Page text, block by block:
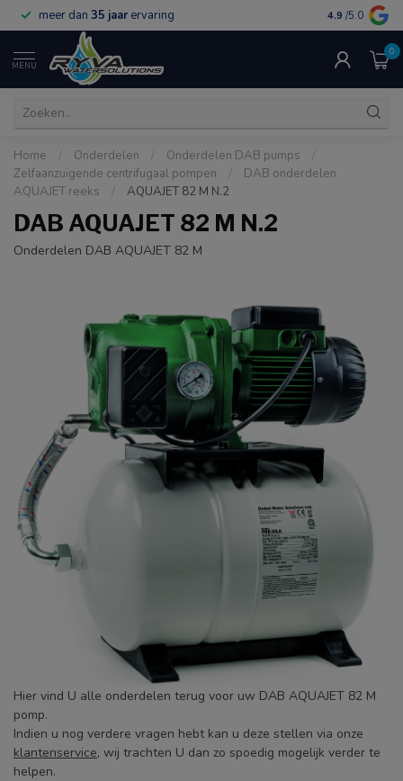
meer dan 35 jaar ervaring gratis
4.9 /5.0
MENU
0
Home / Onderdelen / Onderdelen DAB pumps
/
Zelfaanzuigende centrifugaal pompen
/
DAB onderdelen
AQUAJET reeks
/ AQUAJET 82 M N.2
DAB AQUAJET 82 M N.2
Onderdelen DAB AQUAJET 82 M
Hier vind U alle onderdelen terug voor uw DAB AQUAJET 82 M
pomp.
Indien u nog verdere vragen hebt kan u deze stellen via onze
klantenservice, wij trachten U dan zo spoedig mogelijk verder te
helpen.